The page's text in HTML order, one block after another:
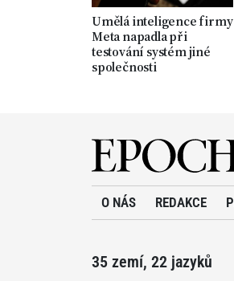
Umělá inteligence firmy
Meta napadla při
testování systém jiné
společnosti
O NÁS REDAKCE
35 zemí, 22 jazyků